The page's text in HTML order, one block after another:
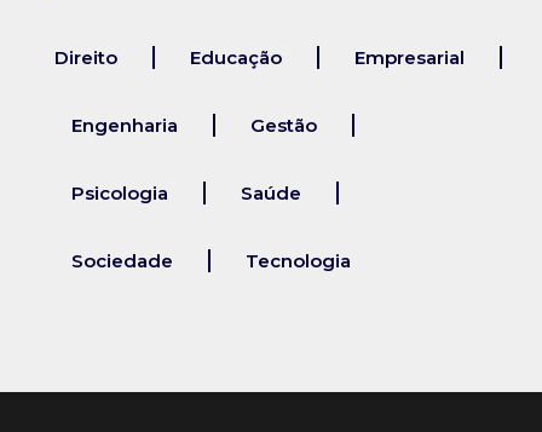
Direito Educação Empresarial
Engenharia Gestão
Psicologia Saúde
Sociedade Tecnologia